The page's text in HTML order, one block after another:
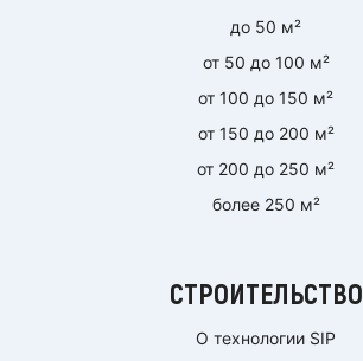
до 50 м²
от 50 до 100 м²
от 100 до 150 м²
от 150 до 200 м²
от 200 до 250 м²
более 250 м²
СТРОИТЕЛЬСТВО
О технологии SIP